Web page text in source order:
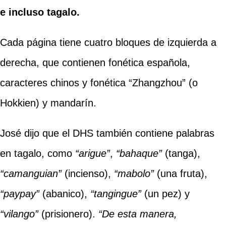
e incluso tagalo.
Cada página tiene cuatro bloques de izquierda a
derecha, que contienen fonética española,
caracteres chinos y fonética “Zhangzhou” (o
Hokkien) y mandarín.
José dijo que el DHS también contiene palabras
en tagalo, como “arigue”, “bahaque”(tanga),
“camanguian”(incienso), “mabolo”(una fruta),
“paypay”(abanico), “tangingue”(un pez) y
“vilango”(prisionero). “De esta manera,